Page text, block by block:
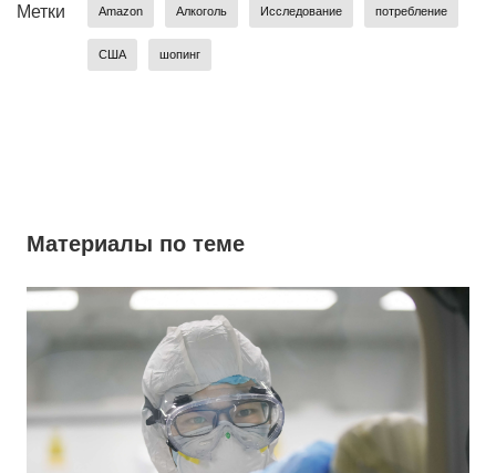
Метки Amazon Алкоголь Исследование потребление
США шопинг
Материалы по теме